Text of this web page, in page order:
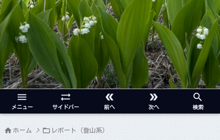

メニュー

サイドバー

前へ

次へ

検索
 ホーム >  レポート（登山系）